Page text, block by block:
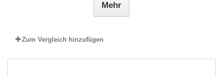
Mehr
Zum Vergleich hinzufügen